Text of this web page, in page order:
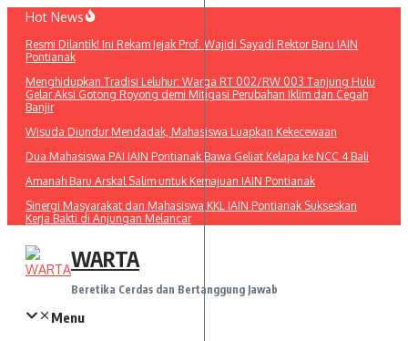
Lewati
konten
Hot News
Resmi Dilantik! Ini Rekam Jejak Prof. Wajidi Sayadi Rektor Baru IAIN
Pontianak
Menghidupkan Tradisi Leluhur: Warga RT 002/RW 003 Tanjung Hulu
Gelar Aksi Gotong Royong demi Mitigasi Perubahan Iklim dan Cegah
Banjir
Wisuda Diundur Mendadak, Mahasiswa Luapkan Kekecewaan
Dua Mahasiswa PAI IAIN Pontianak Bawa Geliat Kelapa ke NCC 4 Bali
Amanah Baru Arskal Salim untuk Kemajuan IAIN Pontianak
Sinergi Masyarakat dan Mahasiswa KKL IAIN Pontianak Sukseskan
Kerja Bakti di Anjungan Melancar
WARTA
Beretika Cerdas dan Bertanggung Jawab
Menu